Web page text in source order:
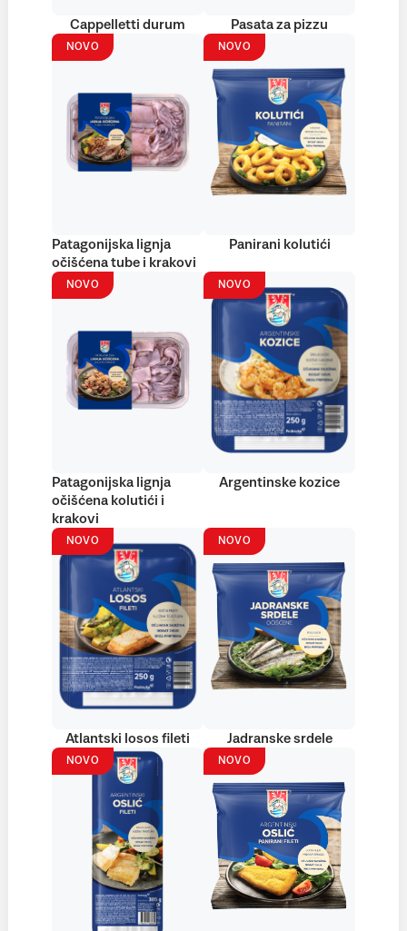
Cappelletti durum Pasata za pizzu
NOVO
Patagonijska lignja
očišćena tube i krakovi
NOVO
Panirani kolutići
NOVO
Patagonijska lignja
očišćena kolutići i
krakovi
NOVO
Argentinske kozice
NOVO
Atlantski losos fileti
NOVO
Jadranske srdele
NOVO NOVO